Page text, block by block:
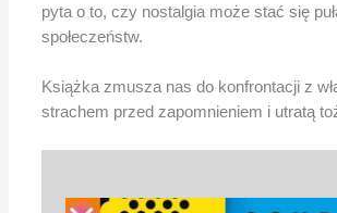
pyta o to, czy nostalgia może stać się
społeczeństw.
Książka zmusza nas do konfrontacji z
strachem przed zapomnieniem i utratą